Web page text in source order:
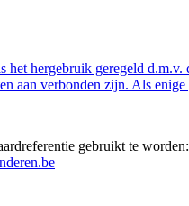
hergebruik geregeld
aan verbonden zijn. Als
gebruikt te